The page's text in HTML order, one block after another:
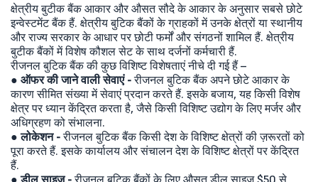
क्षेत्रीय बुटीक बैंक आकार और औसत सौदे के आकार के अनुसार सबसे छोटे
इन्वेस्टमेंट बैंक हैं. क्षेत्रीय बुटिक बैंकों के ग्राहकों में उनके क्षेत्रों या स्थानीय
और राज्य सरकार के आधार पर छोटी फर्मों और संगठनों शामिल हैं. क्षेत्रीय
बुटीक बैंकों में विशेष कौशल सेट के साथ दर्जनों कर्मचारी हैं.
रीजनल बुटिक बैंक की कुछ विशिष्ट विशेषताएं नीचे दी गई हैं –
● ऑफर की जाने वाली सेवाएं -रीजनल बुटिक बैंक अपने छोटे आकार के
कारण सीमित संख्या में सेवाएं प्रदान करते हैं. इसके बजाय, यह किसी विशेष
क्षेत्र पर ध्यान केंद्रित करता है, जैसे किसी विशिष्ट उद्योग के लिए मर्जर और
अधिग्रहण को संभालना.
●लोकेशन -रीजनल बुटिक बैंक किसी देश के विशिष्ट क्षेत्रों की ज़रूरतों को
पूरा करते हैं. इसके कार्यालय और संचालन देश के विशिष्ट क्षेत्रों पर केंद्रित
हैं.
●डील साइज़ -रीजनल बुटिक बैंकों के लिए औसत डील साइज़ $50 से